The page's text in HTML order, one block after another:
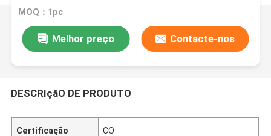
MOQ：1pc
Melhor preço Contacte-nos
DESCRIçãO DE PRODUTO
Certificação CO